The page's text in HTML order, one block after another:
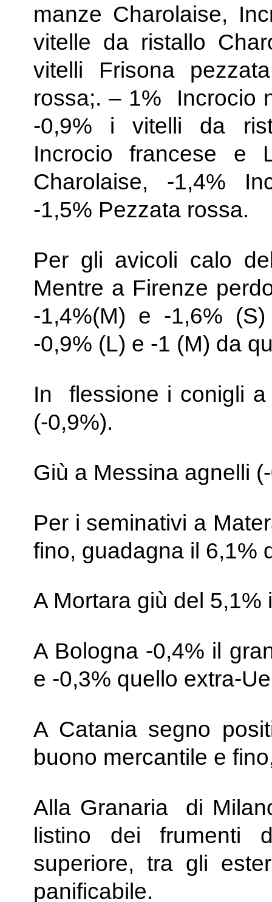
manze Charolaise,
vitelle da ristallo
vitelli Frisona
rossa;. – 1% Incrocio
-0,9% i vitelli da
Incrocio francese e
Charolaise, -1,4%
-1,5% Pezzata rossa.
Per gli avicoli calo
Mentre a Firenze
-1,4%(M) e -1,6%
-0,9% (L) e -1 (M) da
In flessione i conigli a
(-0,9%).
Giù a Messina agnelli
Per i seminativi a
fino, guadagna il 6,1%
A Mortara giù del 5,1%
A Bologna -0,4% il
e -0,3% quello extra-
A Catania segno
buono mercantile e
Alla Granaria di
listino dei frumenti
superiore, tra gli
panificabile.